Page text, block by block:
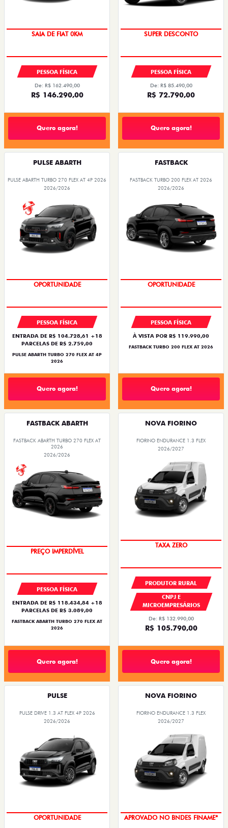
OPORTUNIDADE
PESSOA FÍSICA
De: R$ 162.490,00
R$ 146.290,00
Quero agora!
TAXA ZERO
PESSOA FÍSICA
De: R$ 85.490,00
R$ 72.790,00
Quero agora!
PULSE ABARTH
PULSE ABARTH TURBO 270 FLEX AT 4P 2026
2026/2026
TAXA ZERO
PESSOA FÍSICA
ENTRADA DE R$ 104.728,61 +18
PARCELAS DE R$ 2.759,00
PULSE ABARTH TURBO 270 FLEX AT 4P
2026
Quero agora!
FASTBACK
FASTBACK TURBO 200 FLEX AT 2026
2026/2026
OPORTUNIDADE
PESSOA FÍSICA
À VISTA POR R$ 119.990,00
FASTBACK TURBO 200 FLEX AT 2026
Quero agora!
FASTBACK ABARTH
FASTBACK ABARTH TURBO 270 FLEX AT
2026
2026/2026
TAXA ZERO
PESSOA FÍSICA
ENTRADA DE R$ 118.434,84 +18
PARCELAS DE R$ 3.089,00
FASTBACK ABARTH TURBO 270 FLEX AT
2026
Quero agora!
NOVA FIORINO
FIORINO ENDURANCE 1.3 FLEX
2026/2027
TAXA ZERO
PRODUTOR RURAL
CNPJ E
MICROEMPRESÁRIOS
De: R$ 132.990,00
R$ 105.790,00
Quero agora!
PULSE
PULSE DRIVE 1.3 AT FLEX 4P 2026
2026/2026
OPORTUNIDADE
NOVA FIORINO
FIORINO ENDURANCE 1.3 FLEX
2026/2027
APROVADO NO BNDES FINAME*